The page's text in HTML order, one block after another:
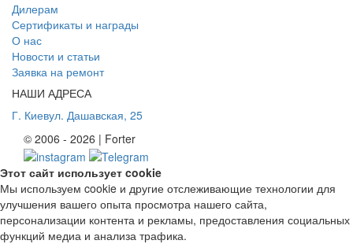
Дилерам
Сертификаты и награды
О нас
Новости и статьи
Заявка на ремонт
НАШИ АДРЕСА
Г. Киевул. Дашавская, 25
© 2006 - 2026 | Forter
Этот сайт использует cookie
Мы используем cookie и другие отслеживающие технологии для
улучшения вашего опыта просмотра нашего сайта,
персонализации контента и рекламы, предоставления социальных
функций медиа и анализа трафика.